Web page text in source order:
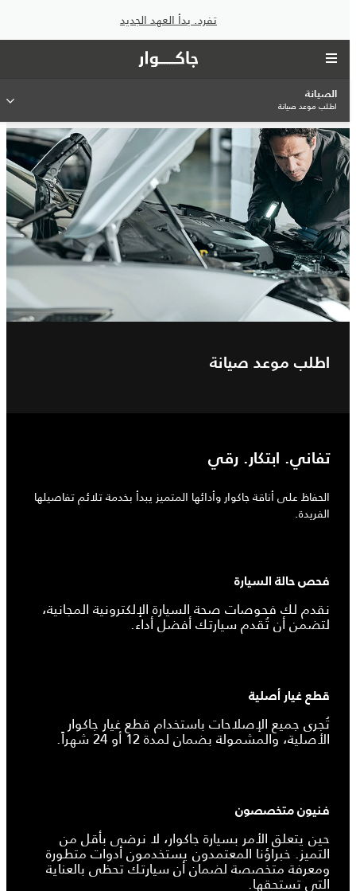
تفرد. بدأ العهد الجديد
الصيانة
اطلب موعد صيانة
اطلب موعد صيانة
تفاني. ابتكار. رقي
الحفاظ على أناقة جاكوار وأدائها المتميز يبدأ بخدمة تلائم تفاصيلها
الفريدة.
فحص حالة السيارة
نقدم لك فحوصات صحة السيارة الإلكترونية المجانية،
لتضمن أن تُقدم سيارتك أفضل أداء.
قطع غيار أصلية
تُجرى جميع الإصلاحات باستخدام قطع غيار جاكوار
الأصلية، والمشمولة بضمان لمدة 12 أو 24 شهراً.
فنيون متخصصون
حين يتعلق الأمر بسيارة جاكوار، لا نرضى بأقل من
التميز. خبراؤنا المعتمدون يستخدمون أدوات متطورة
ومعرفة متخصصة لضمان أن سيارتك تحظى بالعناية
التي تستحقها.